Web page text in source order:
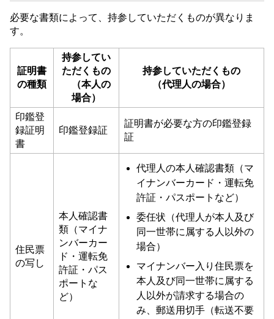
必要な書類によって、持参していただくものが異なりま
す。
証明書
の種類
持参してい
ただくもの
（本人の
場合）
持参していただくもの
（代理人の場合）
印鑑登
録証明
書
印鑑登録証
証明書が必要な方の印鑑登録
証
住民票
の写し
本人確認書
類（マイナ
ンバーカー
ド・運転免
許証・パス
ポートな
ど）
代理人の本人確認書類（マ
イナンバーカード・運転免
許証・パスポートなど）
委任状（代理人が本人及び
同一世帯に属する人以外の
場合）
マイナンバー入り住民票を
本人及び同一世帯に属する
人以外が請求する場合の
み、郵送用切手（転送不要